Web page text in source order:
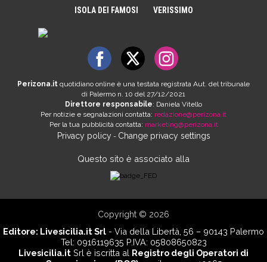
ISOLA DEI FAMOSI VERISSIMO
Perizona.it quotidiano online è una testata registrata Aut. del tribunale
di Palermo n. 10 del 27/12/2021
Direttore responsabile: Daniela Vitello
Per notizie e segnalazioni contatta: redazione@perizona.it
Per la tua pubblicità contatta: marketing@perizona.it
Privacy policy- Change privacy settings
Questo sito è associato alla
Copyright © 2026
Editore: Livesicilia.it Srl - Via della Libertà, 56 – 90143 Palermo
Tel: 0916119635 P.IVA: 05808650823
Livesicilia.it Srl è iscritta al Registro degli Operatori di